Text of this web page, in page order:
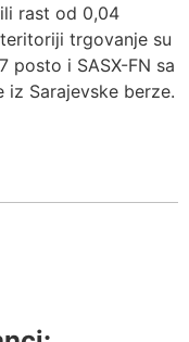
rast od 0,04
trgovanje su
posto i SASX-FN sa
iz Sarajevske berze.